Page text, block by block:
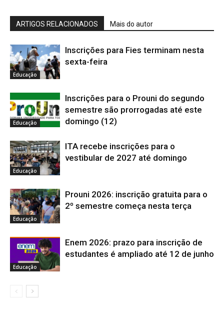
ARTIGOS RELACIONADOS Mais do autor
Educação
Inscrições para Fies terminam nesta
sexta-feira
Educação
Inscrições para o Prouni do segundo
semestre são prorrogadas até este
domingo (12)
Educação
ITA recebe inscrições para o
vestibular de 2027 até domingo
Educação
Prouni 2026: inscrição gratuita para o
2º semestre começa nesta terça
Educação
Enem 2026: prazo para inscrição de
estudantes é ampliado até 12 de junho